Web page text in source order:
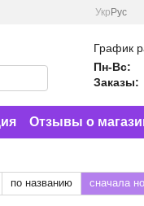
Укр Рус
График
Пн-Вс:
Заказы:
Отзывы о
по названию сначала